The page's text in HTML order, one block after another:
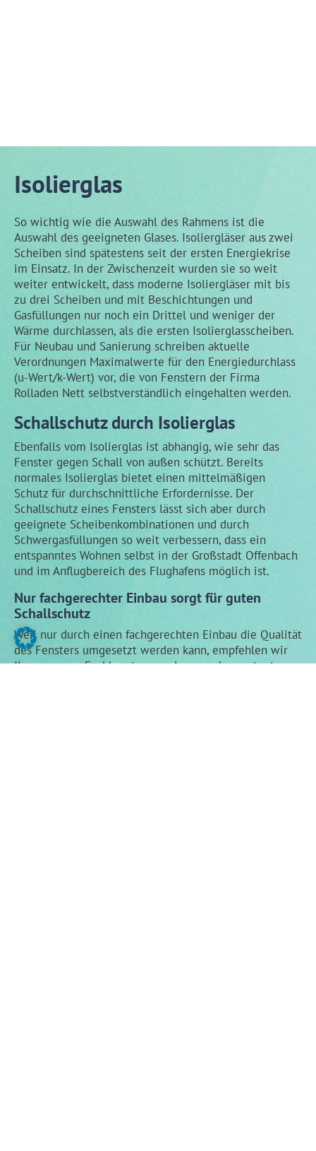
Isolierglas
So wichtig wie die Auswahl des Rahmens ist die
Auswahl des geeigneten Glases. Isoliergläser aus zwei
Scheiben sind spätestens seit der ersten Energiekrise
im Einsatz. In der Zwischenzeit wurden sie so weit
weiter entwickelt, dass moderne Isoliergläser mit bis
zu drei Scheiben und mit Beschichtungen und
Gasfüllungen nur noch ein Drittel und weniger der
Wärme durchlassen, als die ersten Isolierglasscheiben.
Für Neubau und Sanierung schreiben aktuelle
Verordnungen Maximalwerte für den Energiedurchlass
(u-Wert/k-Wert) vor, die von Fenstern der Firma
Rolladen Nett selbstverständlich eingehalten werden.
Schallschutz durch Isolierglas
Ebenfalls vom Isolierglas ist abhängig, wie sehr das
Fenster gegen Schall von außen schützt. Bereits
normales Isolierglas bietet einen mittelmäßigen
Schutz für durchschnittliche Erfordernisse. Der
Schallschutz eines Fensters lässt sich aber durch
geeignete Scheibenkombinationen und durch
Schwergasfüllungen so weit verbessern, dass ein
entspanntes Wohnen selbst in der Großstadt Offenbach
und im Anflugbereich des Flughafens möglich ist.
Nur fachgerechter Einbau sorgt für guten
Schallschutz
Weil nur durch einen fachgerechten Einbau die Qualität
des Fensters umgesetzt werden kann, empfehlen wir
Ihnen unsere Fachberatung und unsere kompetente